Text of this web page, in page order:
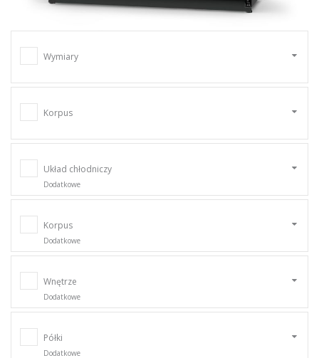
Wymiary
Korpus
Układ chłodniczy
Dodatkowe
Korpus
Dodatkowe
Wnętrze
Dodatkowe
Półki
Dodatkowe